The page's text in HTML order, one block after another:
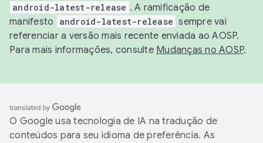
android-latest-release . A ramificação de
manifesto
android-latest-release sempre vai
referenciar a versão mais recente enviada ao AOSP.
Para mais informações, consulte Mudanças no AOSP.
O Google usa tecnologia de IA na tradução de
conteúdos para seu idioma de preferência. As